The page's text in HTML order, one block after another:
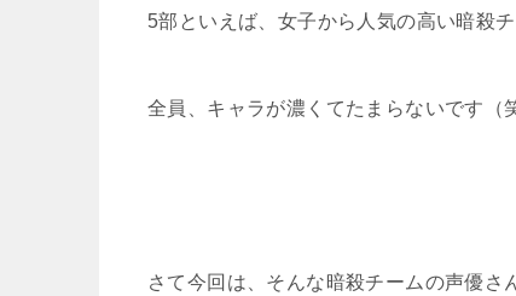
5部といえば、女子から人気の高い暗殺
全員、キャラが濃くてたまらないです（
さて今回は、そんな暗殺チームの声優さ